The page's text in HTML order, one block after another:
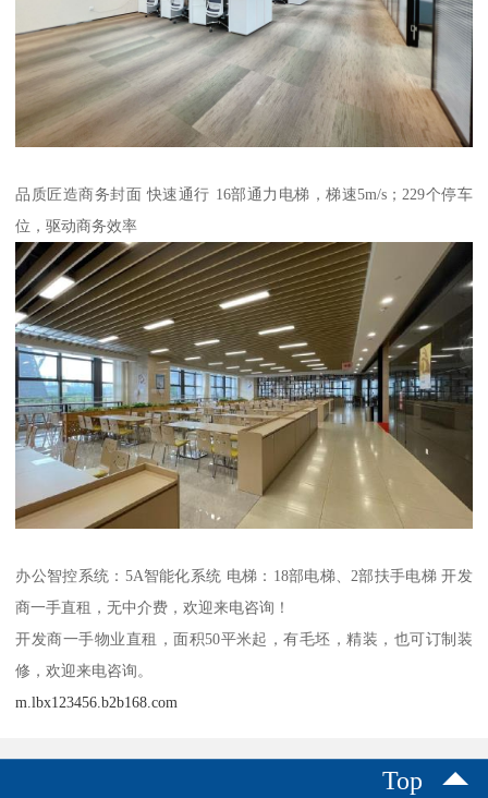
品质匠造商务封面 快速通行 16部通力电梯，梯速5m/s；229个停车
位，驱动商务效率
办公智控系统：5A智能化系统 电梯：18部电梯、2部扶手电梯 开发
商一手直租，无中介费，欢迎来电咨询！
开发商一手物业直租，面积50平米起，有毛坯，精装，也可订制装
修，欢迎来电咨询。
m.lbx123456.b2b168.com
Top